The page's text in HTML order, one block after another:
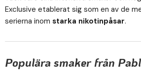
Exclusive etablerat sig som en av de
serierna inom starka nikotinpåsar.
Populära smaker från